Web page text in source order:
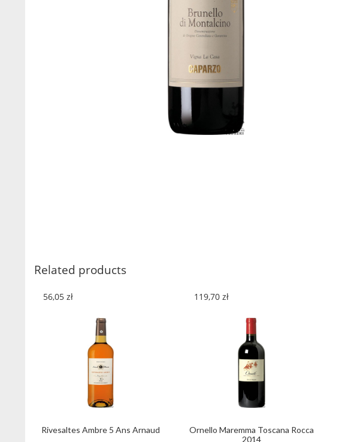
Related products
Rivesaltes Ambre 5 Ans Arnaud
56,05 zł
Ornello Maremma Toscana Rocca
2014
119,70 zł